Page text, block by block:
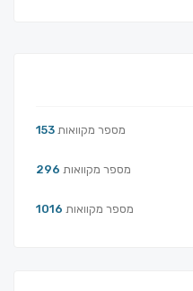
153 מספר מקוואות
296 מספר מקוואות
1016 מספר מקוואות